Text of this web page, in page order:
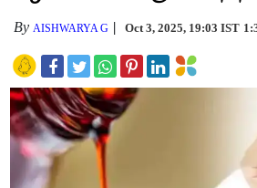
By AISHWARYA G Oct 3, 2025, 19:03 IST